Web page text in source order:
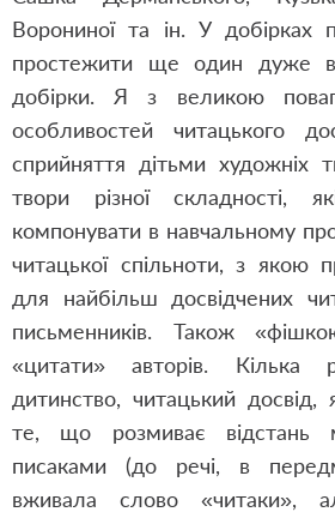
Ворониної та ін. У добірках
простежити ще один дуже
добірки. Я з великою
особливостей читацького
сприйняття дітьми художніх
твори різної складності,
компонувати в навчальному
читацької спільноти, з якою
для найбільш досвідчених
письменників. Також
«цитати» авторів. Кілька
дитинство, читацький досвід,
те, що розмиває відстань
писаками (до речі, в
вживала слово «читаки»,